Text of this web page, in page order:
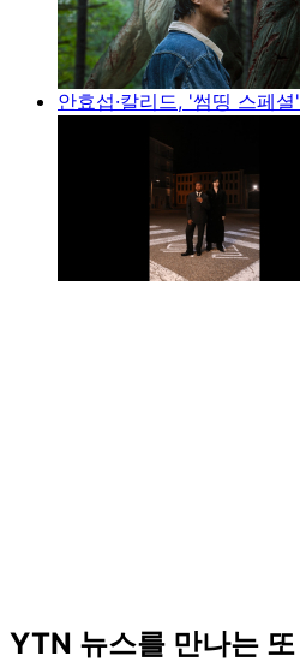
안효섭·칼리드, '썸띵 스페
YTN 뉴스를 만나는 또